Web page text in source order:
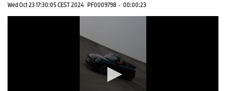
Wed Oct 23 17:30:05 CEST 2024 PF0009798 · 00:00:23